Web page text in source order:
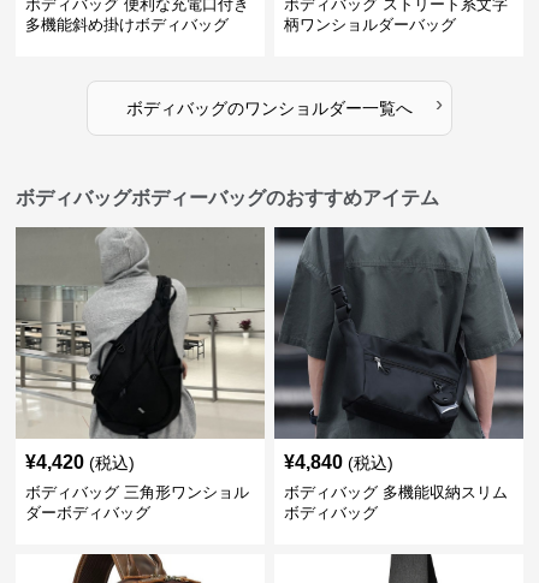
ボディバッグ 便利な充電口付き
多機能斜め掛けボディバッグ
ボディバッグ ストリート系文字
柄ワンショルダーバッグ
ボディバッグのワンショルダー一覧へ ›
ボディバッグボディーバッグのおすすめアイテム
¥4,420 (税込)
ボディバッグ 三角形ワンショル
ダーボディバッグ
¥4,840 (税込)
ボディバッグ 多機能収納スリム
ボディバッグ